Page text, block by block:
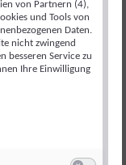
Jungen
von Partnern (4),
und Tools von
Daten.
nicht zwingend
besseren Service zu
Ihre Einwilligung